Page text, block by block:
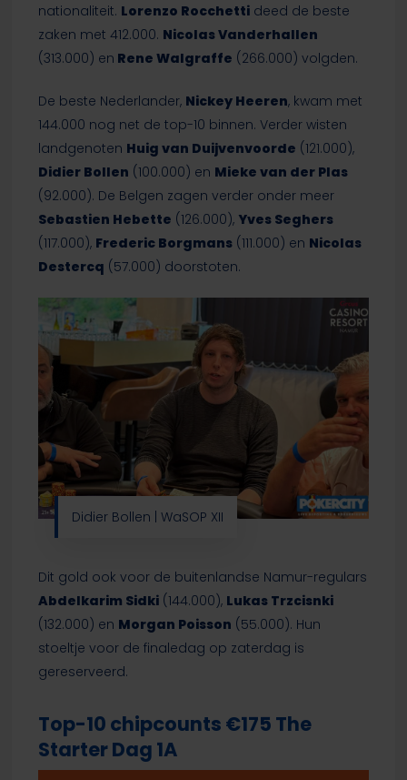
nationaliteit. Lorenzo Rocchettideed de beste
zaken met 412.000. Nicolas Vanderhallen
(313.000) en Rene Walgraffe (266.000) volgden.
De beste Nederlander, Nickey Heeren, kwam met
144.000 nog net de top-10 binnen. Verder wisten
landgenoten Huig van Duijvenvoorde (121.000),
Didier Bollen (100.000) en Mieke van der Plas
(92.000). De Belgen zagen verder onder meer
Sebastien Hebette (126.000), Yves Seghers
(117.000), Frederic Borgmans(111.000) en Nicolas
Destercq (57.000) doorstoten.
Didier Bollen | WaSOP XII
Dit gold ook voor de buitenlandse Namur-regulars
Abdelkarim Sidki(144.000), Lukas Trzcisnki
(132.000) en Morgan Poisson (55.000). Hun
stoeltje voor de finaledag op zaterdag is
gereserveerd.
Top-10 chipcounts €175 The
Starter Dag 1A